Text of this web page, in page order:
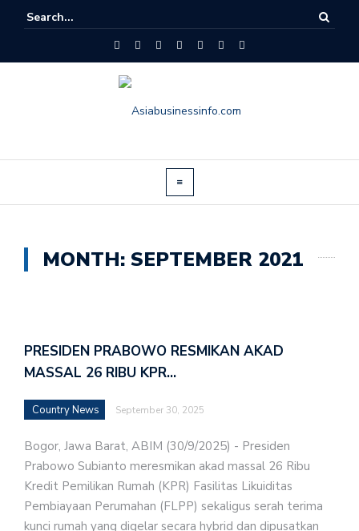
MONTH: SEPTEMBER 2021
PRESIDEN PRABOWO RESMIKAN AKAD
MASSAL 26 RIBU KPR…
Country News September 30, 2025
Bogor, Jawa Barat, ABIM (30/9/2025) - Presiden
Prabowo Subianto meresmikan akad massal 26 Ribu
Kredit Pemilikan Rumah (KPR) Fasilitas Likuiditas
Pembiayaan Perumahan (FLPP) sekaligus serah terima
kunci rumah yang digelar secara hybrid dan dipusatkan